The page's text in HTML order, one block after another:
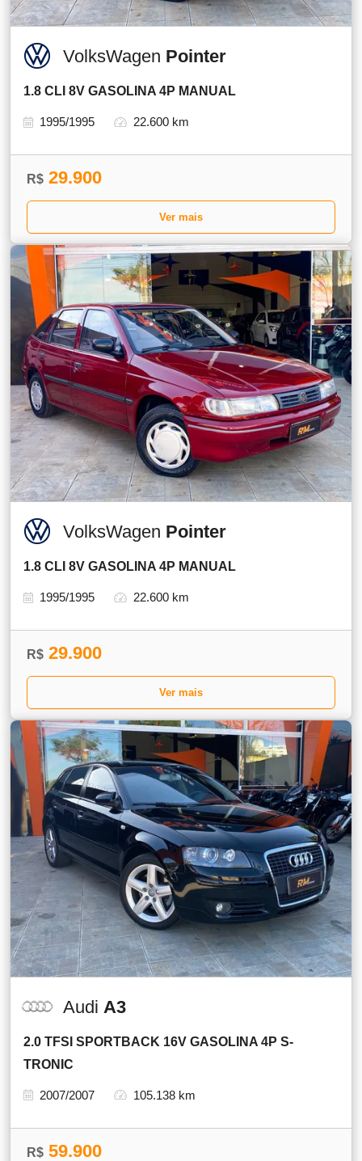
VolksWagen Pointer
1.8 CLI 8V GASOLINA 4P MANUAL
1995/1995 22.600 km
R$ 29.900
Ver mais
VolksWagen Pointer
1.8 CLI 8V GASOLINA 4P MANUAL
1995/1995 22.600 km
R$ 29.900
Ver mais
Audi A3
2.0 TFSI SPORTBACK 16V GASOLINA 4P S-
TRONIC
2007/2007 105.138 km
R$ 59.900